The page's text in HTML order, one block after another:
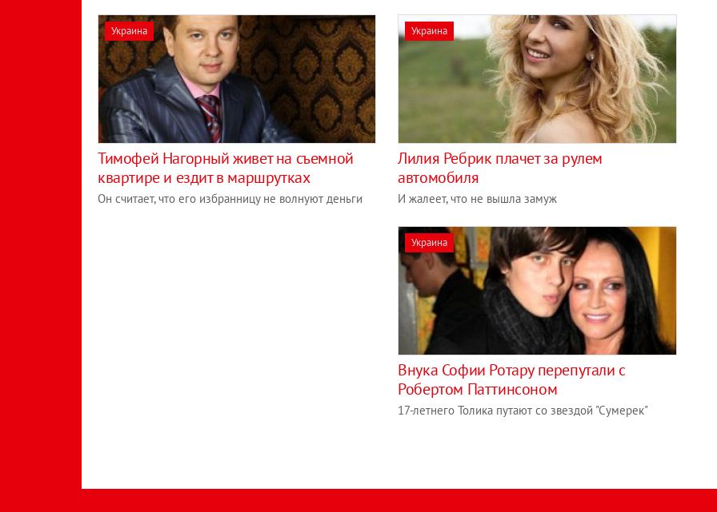
Украина
Тимофей Нагорный живет на съемной
квартире и ездит в маршрутках
Он считает, что его избранницу не волнуют деньги
Украина
Лилия Ребрик плачет за рулем
автомобиля
И жалеет, что не вышла замуж
Украина
Внука Софии Ротару перепутали с
Робертом Паттинсоном
17-летнего Толика путают со звездой "Сумерек"